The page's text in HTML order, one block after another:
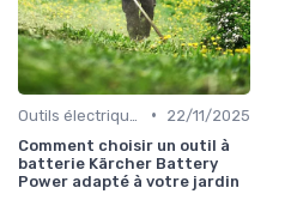
•
22/11/2025
Comment choisir un outil à
batterie Kärcher Battery
Power adapté à votre jardin